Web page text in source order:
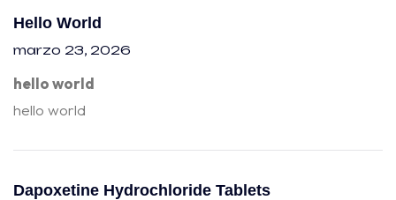
Hello World
marzo 23, 2026
hello world
hello world
Dapoxetine Hydrochloride Tablets